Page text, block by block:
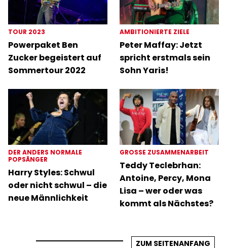
TOUR 2023
Powerpaket Ben
Zucker begeistert auf
Sommertour 2022
AMBITIONIERTE ZIELE
Peter Maffay: Jetzt
spricht erstmals sein
Sohn Yaris!
DER ANDERS NORMALE
POPSÄNGER
Harry Styles: Schwul
oder nicht schwul – die
neue Männlichkeit
GROSSE ZUSAMMENARBEIT
Teddy Teclebrhan:
Antoine, Percy, Mona
Lisa – wer oder was
kommt als Nächstes?
ZUM SEITENANFANG